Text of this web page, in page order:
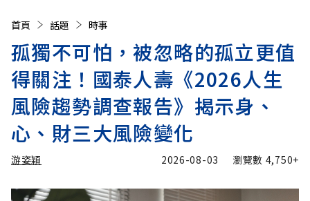
首頁 話題 時事
孤獨不可怕，被忽略的孤立更值
得關注！國泰人壽《2026人生
風險趨勢調查報告》揭示身、
心、財三大風險變化
游姿穎 2026-08-03 瀏覽數 4,750+